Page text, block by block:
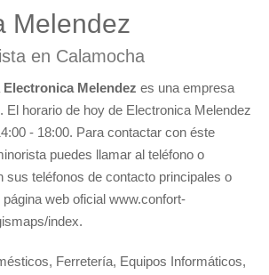
Melendez
en Calamocha
Electronica Melendez es una empresa
El horario de hoy de Electronica Melendez
- 18:00. Para contactar con éste
puedes llamar al teléfono o
sus teléfonos de contacto principales o
web oficial www.confort-
index.
Ferretería, Equipos Informáticos,